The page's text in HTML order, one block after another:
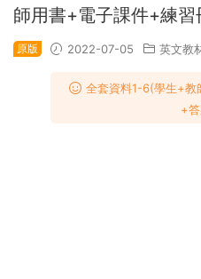
師用書+電子課件+練習
原版 2022-07-05 英文教
全套資料1-6(學生+教
+